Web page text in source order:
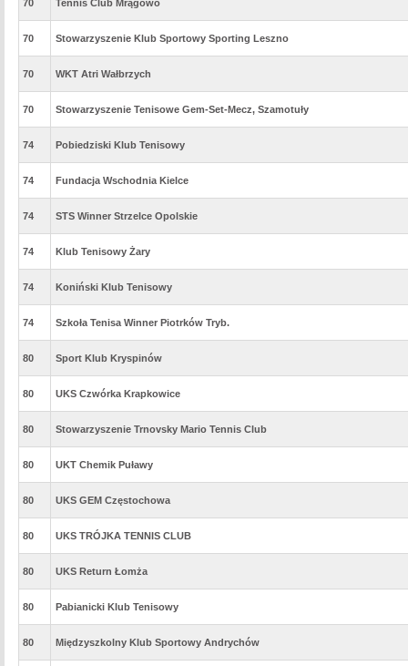
70 Tennis Club Mrągowo
70 Stowarzyszenie Klub Sportowy Sporting Leszno
70 WKT Atri Wałbrzych
70 Stowarzyszenie Tenisowe Gem-Set-Mecz, Szamotuły
74 Pobiedziski Klub Tenisowy
74 Fundacja Wschodnia Kielce
74 STS Winner Strzelce Opolskie
74 Klub Tenisowy Żary
74 Koniński Klub Tenisowy
74 Szkoła Tenisa Winner Piotrków Tryb.
80 Sport Klub Kryspinów
80 UKS Czwórka Krapkowice
80 Stowarzyszenie Trnovsky Mario Tennis Club
80 UKT Chemik Puławy
80 UKS GEM Częstochowa
80 UKS TRÓJKA TENNIS CLUB
80 UKS Return Łomża
80 Pabianicki Klub Tenisowy
80 Międzyszkolny Klub Sportowy Andrychów